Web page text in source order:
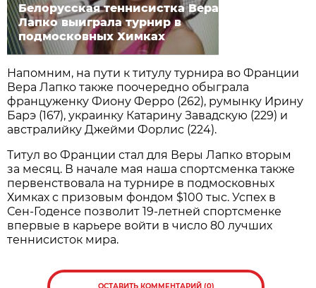
Белорусская теннисистка Вера
Лапко выиграла турнир в
подмосковных Химках
Напомним, на пути к титулу турнира во Франции
Вера Лапко также поочередно обыграла
француженку Фиону Ферро (262), румынку Ирину
Барэ (167), украинку Катарину Завадскую (229) и
австралийку Джейми Форлис (224).
Титул во Франции стал для Веры Лапко вторым
за месяц. В начале мая наша спортсменка также
первенствовала на турнире в подмосковных
Химках с призовым фондом $100 тыс. Успех в
Сен-Годенсе позволит 19-летней спортсменке
впервые в карьере войти в число 80 лучших
теннисисток мира.